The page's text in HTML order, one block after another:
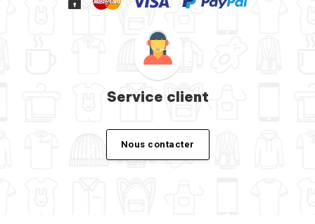
Service client
Nous contacter